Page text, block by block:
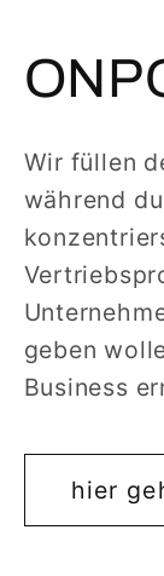
Wir füllen
während
geben
Business
hier